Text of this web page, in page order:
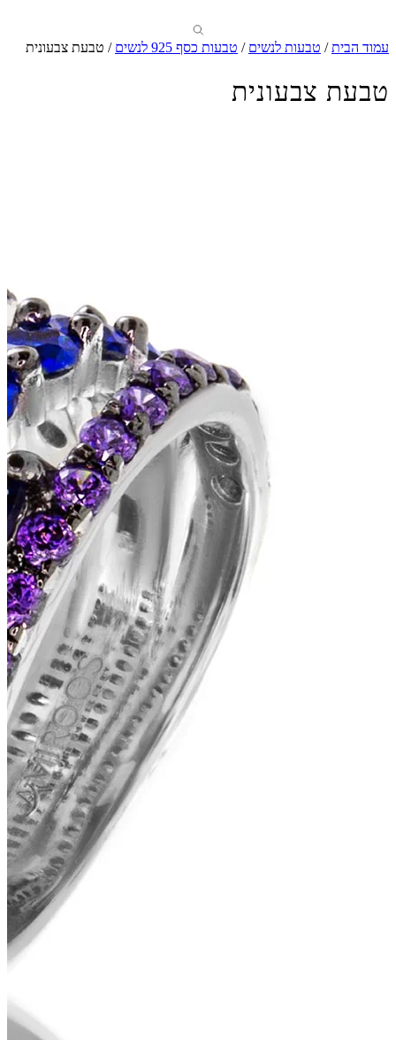
עמוד הבית/ טבעות לנשים / טבעות כסף 925 לנשים / טבעת צבעונית
טבעת צבעונית